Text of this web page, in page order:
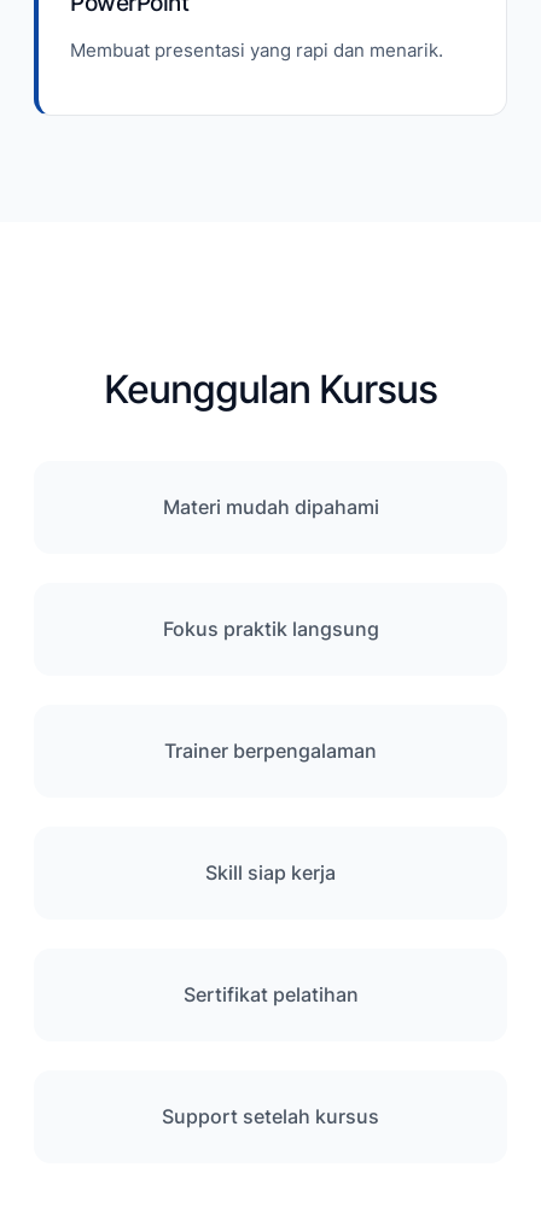
Membuat presentasi yang rapi dan menarik.
Keunggulan Kursus
Materi mudah dipahami
Fokus praktik langsung
Trainer berpengalaman
Skill siap kerja
Sertifikat pelatihan
Support setelah kursus